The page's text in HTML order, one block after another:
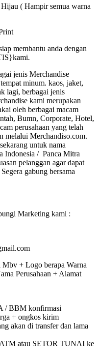
( Hampir semua warna
membantu anda dengan
jenis Merchandise
minum. kaos, jaket,
lagi, berbagai jenis
kami merupakan
oleh berbagai macam
Bumn, Corporate, Hotel,
perusahaan yang telah
melalui Merchandiso.com.
untuk nama
Indonesia / Panca Mitra
pelanggan agar dapat
gabung bersama
Marketing kami :
+ Logo berapa Warna
Perusahaan + Alamat
/ BBM konfirmasi
+ ongkos kirim
akan di transfer dan lama
ATM atau SETOR TUNAI ke